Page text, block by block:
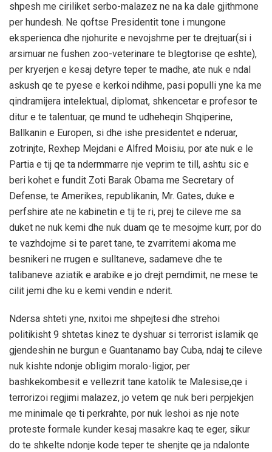
shpesh me ciriliket serbo-malazez ne na ka dale gjithmone
per hundesh. Ne qoftse Presidentit tone i mungone
eksperienca dhe njohurite e nevojshme per te drejtuar(si i
arsimuar ne fushen zoo-veterinare te blegtorise qe eshte),
per kryerjen e kesaj detyre teper te madhe, ate nuk e ndal
askush qe te pyese e kerkoi ndihme, pasi populli yne ka me
qindramijera intelektual, diplomat, shkencetar e profesor te
ditur e te talentuar, qe mund te udheheqin Shqiperine,
Ballkanin e Europen, si dhe ishe presidentet e nderuar,
zotrinjte, Rexhep Mejdani e Alfred Moisiu, por ate nuk e le
Partia e tij qe ta ndermmarre nje veprim te till, ashtu sic e
beri kohet e fundit Zoti Barak Obama me Secretary of
Defense, te Amerikes, republikanin, Mr. Gates, duke e
perfshire ate ne kabinetin e tij te ri, prej te cileve me sa
duket ne nuk kemi dhe nuk duam qe te mesojme kurr, por do
te vazhdojme si te paret tane, te zvarritemi akoma me
besnikeri ne rrugen e sulltaneve, sadameve dhe te
talibaneve aziatik e arabike e jo drejt perndimit, ne mese te
cilit jemi dhe ku e kemi vendin e nderit.
Ndersa shteti yne, nxitoi me shpejtesi dhe strehoi
politikisht 9 shtetas kinez te dyshuar si terrorist islamik qe
gjendeshin ne burgun e Guantanamo bay Cuba, ndaj te cileve
nuk kishte ndonje obligim moralo-ligjor, per
bashkekombesit e vellezrit tane katolik te Malesise,qe i
terrorizoi regjimi malazez, jo vetem qe nuk beri perpjekjen
me minimale qe ti perkrahte, por nuk leshoi as nje note
proteste formale kunder kesaj masakre kaq te eger, sikur
do te shkelte ndonje kode teper te shenjte qe ja ndalonte